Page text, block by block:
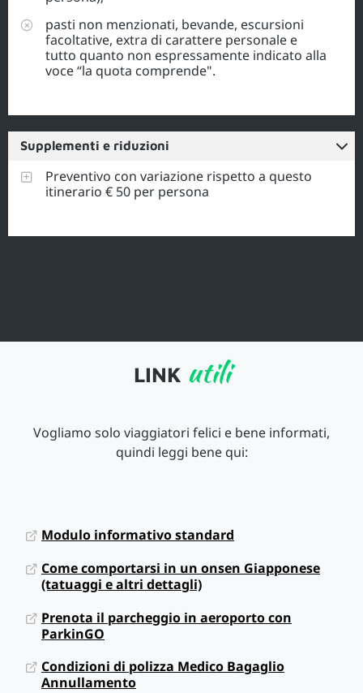
pasti non menzionati, bevande, escursioni
facoltative, extra di carattere personale e
tutto quanto non espressamente indicato alla
voce “la quota comprende".
Supplementi e riduzioni
Preventivo con variazione rispetto a questo
itinerario € 50 per persona
LINK utili
Vogliamo solo viaggiatori felici e bene informati,
quindi leggi bene qui:
Modulo informativo standard
Come comportarsi in un onsen Giapponese
(tatuaggi e altri dettagli)
Prenota il parcheggio in aeroporto con
ParkinGO
Condizioni di polizza Medico Bagaglio
Annullamento